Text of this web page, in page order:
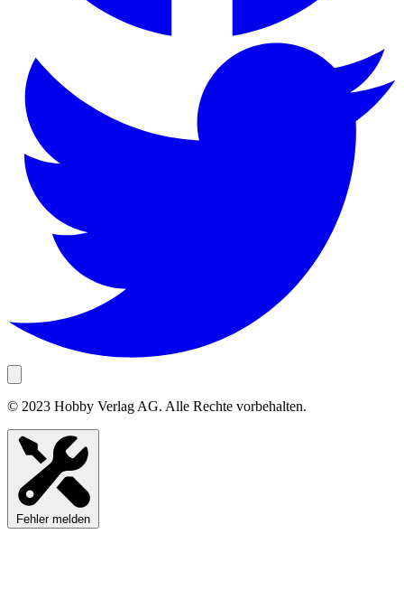
© 2023 Hobby Verlag AG. Alle Rechte vorbehalten.
Fehler melden